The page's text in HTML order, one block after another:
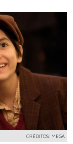
CRÉDITOS: MEGA